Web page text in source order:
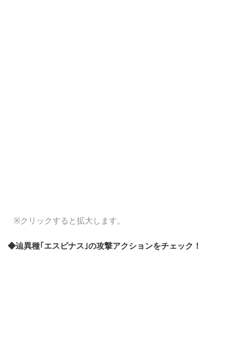
※クリックすると拡大します。
◆辿異種｢エスピナス｣の攻撃アクションをチェック！